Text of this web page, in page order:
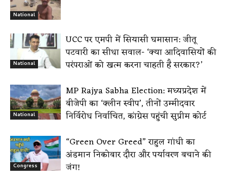
National
National
UCC पर एमपी में सियासी घमासान: जीतू
पटवारी का सीधा सवाल- ‘क्या आदिवासियों की
परंपराओं को खत्म करना चाहती है सरकार?’
National
MP Rajya Sabha Election: मध्यप्रदेश में
बीजेपी का ‘क्लीन स्वीप’, तीनों उम्मीदवार
निर्विरोध निर्वाचित, कांग्रेस पहुंची सुप्रीम कोर्ट
Congress
“Green Over Greed” राहुल गांधी का
अंडमान निकोबार दौरा और पर्यावरण बचाने की
जंग!